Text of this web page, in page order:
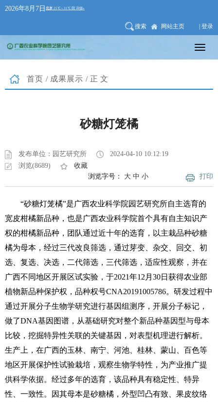
2026年8月7日
搜索 网站主页 | 登录
首页 / 成果展示 /正文
砂糖灯笼橘
发布单位：园艺研究所
2024-04-10 10:12:19
浏览(8689)
收藏
打印
浏览字号： 大 中 小
“砂糖灯笼橘”是广西农业科学院园艺研究所自主选育的
宽皮柑橘新品种，也是广西农业科学院首个具有自主知识产
权的柑橘新品种，团队通过近十年的选育，以主栽品种砂糖
橘为母本，经过三代改良筛选，通过芽变、杂交、回交、初
选、复选、决选，二代筛选，三代筛选，适应性观察，并在
广西不同地区开展区试实验，于2021年12月30日获得农业部
植物新品种保护权，品种权号CNA20191005786。研发过程中
通过开展分子生物学研究进行基因组测序，开展分子标记，
做了DNA基因图谱，从基础研究对整个新品种基因型与母本
比较，挖掘特异性关联的关键基因，对表型机理进行解析。
生产上，在广西的玉林、南宁、河池、桂林、蒙山、百色等
地区开展保护性试验栽培，观察生物学特性，为产业推广提
供科学依据。经过多年的选育，该品种具有稳定性、特异
性、一致性。因其母本是砂糖橘，外型凹凸有致、果皮纹络